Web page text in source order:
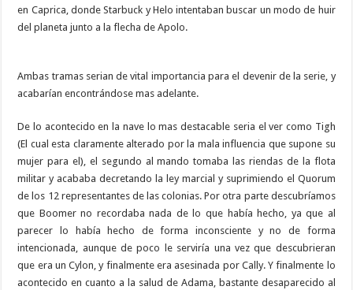
en Caprica, donde Starbuck y Helo intentaban buscar un modo de huir
del planeta junto a la flecha de Apolo.
Ambas tramas serian de vital importancia para el devenir de la serie, y
acabarían encontrándose mas adelante.
De lo acontecido en la nave lo mas destacable seria el ver como Tigh
(El cual esta claramente alterado por la mala influencia que supone su
mujer para el), el segundo al mando tomaba las riendas de la flota
militar y acababa decretando la ley marcial y suprimiendo el Quorum
de los 12 representantes de las colonias. Por otra parte descubríamos
que Boomer no recordaba nada de lo que había hecho, ya que al
parecer lo había hecho de forma inconsciente y no de forma
intencionada, aunque de poco le serviría una vez que descubrieran
que era un Cylon, y finalmente era asesinada por Cally. Y finalmente lo
acontecido en cuanto a la salud de Adama, bastante desaparecido al